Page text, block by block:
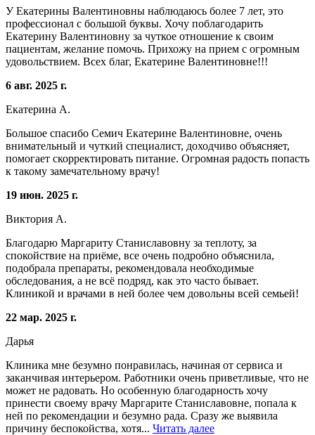
У Екатерины Валентиновны наблюдаюсь более 7 лет, это
профессионал с большой буквы. Хочу поблагодарить
Екатерину Валентиновну за чуткое отношение к своим
пациентам, желание помочь. Прихожу на прием с огромным
удовольствием. Всех благ, Екатерине Валентиновне!!!
6 авг. 2025 г.
Екатерина А.
Большое спасибо Семич Екатерине Валентиновне, очень
внимательный и чуткий специалист, доходчиво объясняет,
помогает скорректировать питание. Огромная радость попасть
к такому замечательному врачу!
19 июн. 2025 г.
Виктория А.
Благодарю Маргариту Станиславовну за теплоту, за
спокойствие на приёме, все очень подробно объяснила,
подобрала препараты, рекомендовала необходимые
обследования, а не всё подряд, как это часто бывает.
Клиникой и врачами в ней более чем довольны всей семьей!
22 мар. 2025 г.
Дарья
Клиника мне безумно понравилась, начиная от сервиса и
заканчивая интерьером. Работники очень приветливые, что не
может не радовать. Но особенную благодарность хочу
принести своему врачу Маргарите Станиславовне, попала к
ней по рекомендации и безумно рада. Сразу же выявила
причину беспокойства, хотя... Читать далее